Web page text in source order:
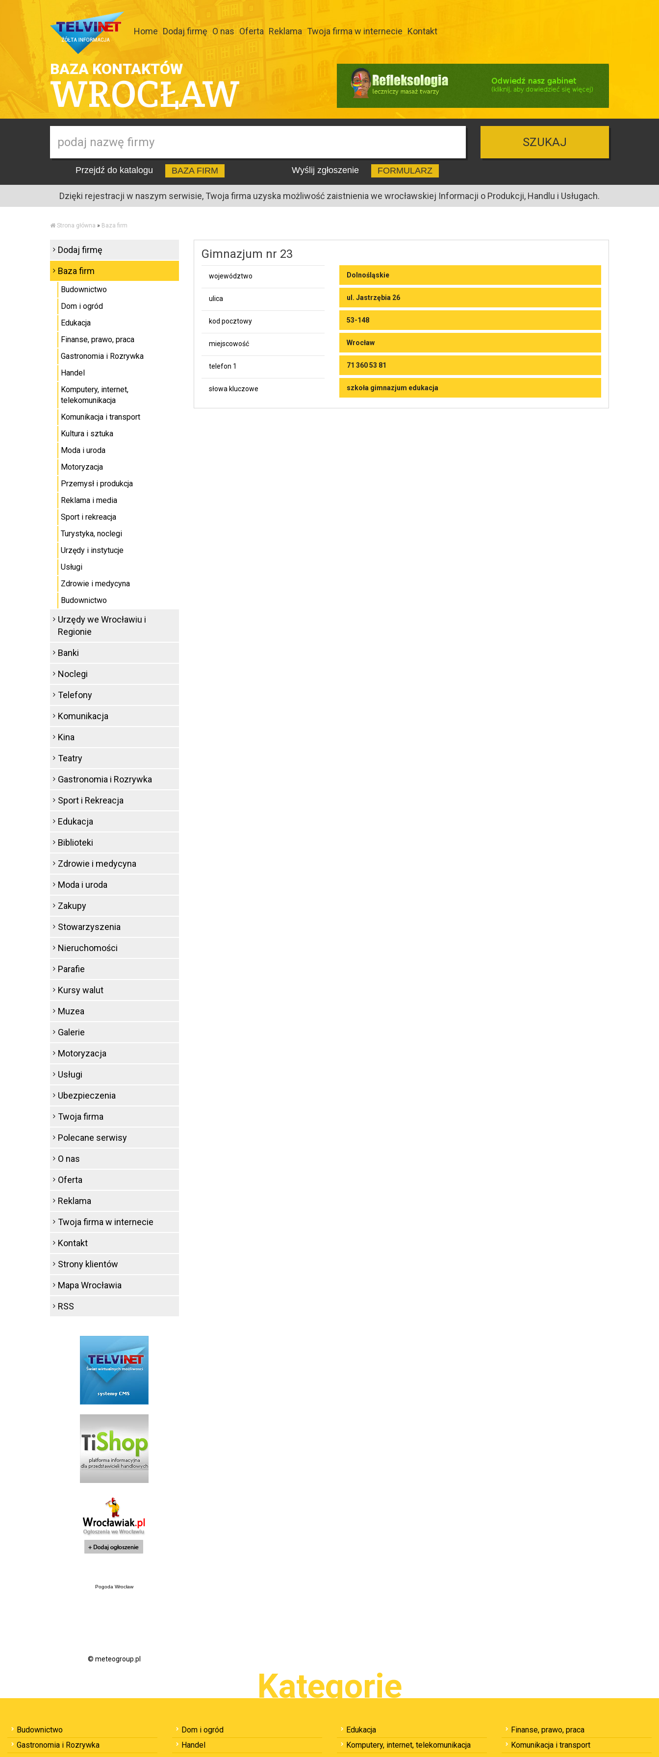
Home Dodaj firmę O nas Oferta Reklama Twoja firma w internecie Kontakt
BAZA KONTAKTÓW
WROCŁAW
SZUKAJ
Przejdź do katalogu BAZA FIRM Wyślij zgłoszenie FORMULARZ
Dzięki rejestracji w naszym serwisie, Twoja firma uzyska możliwość zaistnienia we wrocławskiej Informacji o Produkcji, Handlu i Usługach.
Strona główna » Baza firm
Gimnazjum nr 23
województwo Dolnośląskie
ulica ul. Jastrzębia 26
kod pocztowy 53-148
miejscowość Wrocław
telefon 1 71 360 53 81
słowa kluczowe szkoła gimnazjum edukacja
Dodaj firmę
Baza firm
Budownictwo
Dom i ogród
Edukacja
Finanse, prawo, praca
Gastronomia i Rozrywka
Handel
Komputery, internet,
telekomunikacja
Komunikacja i transport
Kultura i sztuka
Moda i uroda
Motoryzacja
Przemysł i produkcja
Reklama i media
Sport i rekreacja
Turystyka, noclegi
Urzędy i instytucje
Usługi
Zdrowie i medycyna
Budownictwo
Urzędy we Wrocławiu i
Regionie
Banki
Noclegi
Telefony
Komunikacja
Kina
Teatry
Gastronomia i Rozrywka
Sport i Rekreacja
Edukacja
Biblioteki
Zdrowie i medycyna
Moda i uroda
Zakupy
Stowarzyszenia
Nieruchomości
Parafie
Kursy walut
Muzea
Galerie
Motoryzacja
Usługi
Ubezpieczenia
Twoja firma
Polecane serwisy
O nas
Oferta
Reklama
Twoja firma w internecie
Kontakt
Strony klientów
Mapa Wrocławia
RSS
Pogoda Wrocław
© meteogroup.pl
Kategorie
Budownictwo Dom i ogród Edukacja
Finanse, prawo, praca
Gastronomia i Rozrywka
Handel Komputery, internet, telekomunikacja
Komunikacja i transport